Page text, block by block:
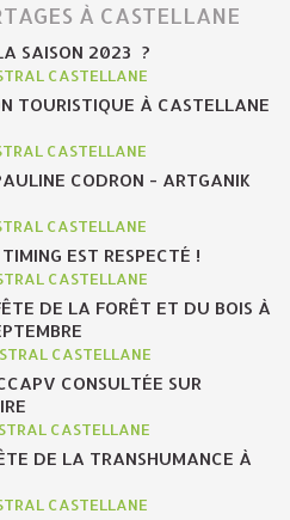
À CASTELLANE
SAISON 2023 ?
CASTELLANE
TOURISTIQUE À CASTELLANE
CASTELLANE
CODRON - ARTGANIK
CASTELLANE
EST RESPECTÉ !
CASTELLANE
DE LA FORÊT ET DU BOIS À
CASTELLANE
CONSULTÉE SUR
CASTELLANE
DE LA TRANSHUMANCE À
CASTELLANE